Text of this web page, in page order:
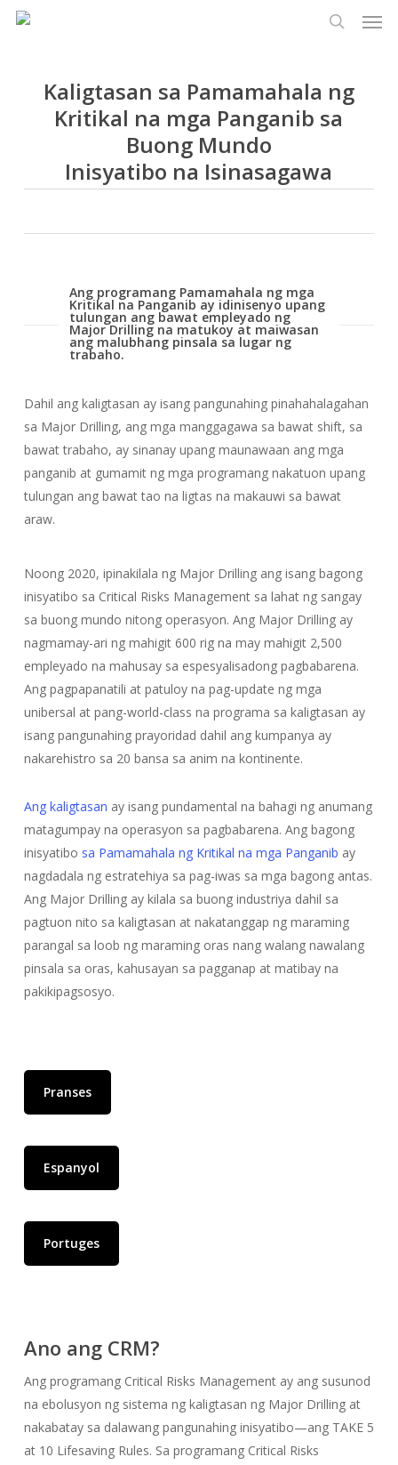
Laktawan
Kaligtasan sa Pamamahala ng
Kritikal na mga Panganib sa
Buong Mundo
Inisyatibo na Isinasagawa
Ang programang Pamamahala ng mga
Kritikal na Panganib ay idinisenyo upang
tulungan ang bawat empleyado ng
Major Drilling na matukoy at maiwasan
ang malubhang pinsala sa lugar ng
trabaho.
Dahil ang kaligtasan ay isang pangunahing pinahahalagahan
sa Major Drilling, ang mga manggagawa sa bawat shift, sa
bawat trabaho, ay sinanay upang maunawaan ang mga
panganib at gumamit ng mga programang nakatuon upang
tulungan ang bawat tao na ligtas na makauwi sa bawat
araw.
Noong 2020, ipinakilala ng Major Drilling ang isang bagong
inisyatibo sa Critical Risks Management sa lahat ng sangay
sa buong mundo nitong operasyon. Ang Major Drilling ay
nagmamay-ari ng mahigit 600 rig na may mahigit 2,500
empleyado na mahusay sa espesyalisadong pagbabarena.
Ang pagpapanatili at patuloy na pag-update ng mga
unibersal at pang-world-class na programa sa kaligtasan ay
isang pangunahing prayoridad dahil ang kumpanya ay
nakarehistro sa 20 bansa sa anim na kontinente.
Ang kaligtasan ay isang pundamental na bahagi ng anumang
matagumpay na operasyon sa pagbabarena. Ang bagong
inisyatibo sa Pamamahala ng Kritikal na mga Panganib ay
nagdadala ng estratehiya sa pag-iwas sa mga bagong antas.
Ang Major Drilling ay kilala sa buong industriya dahil sa
pagtuon nito sa kaligtasan at nakatanggap ng maraming
parangal sa loob ng maraming oras nang walang nawalang
pinsala sa oras, kahusayan sa pagganap at matibay na
pakikipagsosyo.
Pranses
Espanyol
Portuges
Ano ang CRM?
Ang programang Critical Risks Management ay ang susunod
na ebolusyon ng sistema ng kaligtasan ng Major Drilling at
nakabatay sa dalawang pangunahing inisyatibo—ang TAKE 5
at 10 Lifesaving Rules. Sa programang Critical Risks